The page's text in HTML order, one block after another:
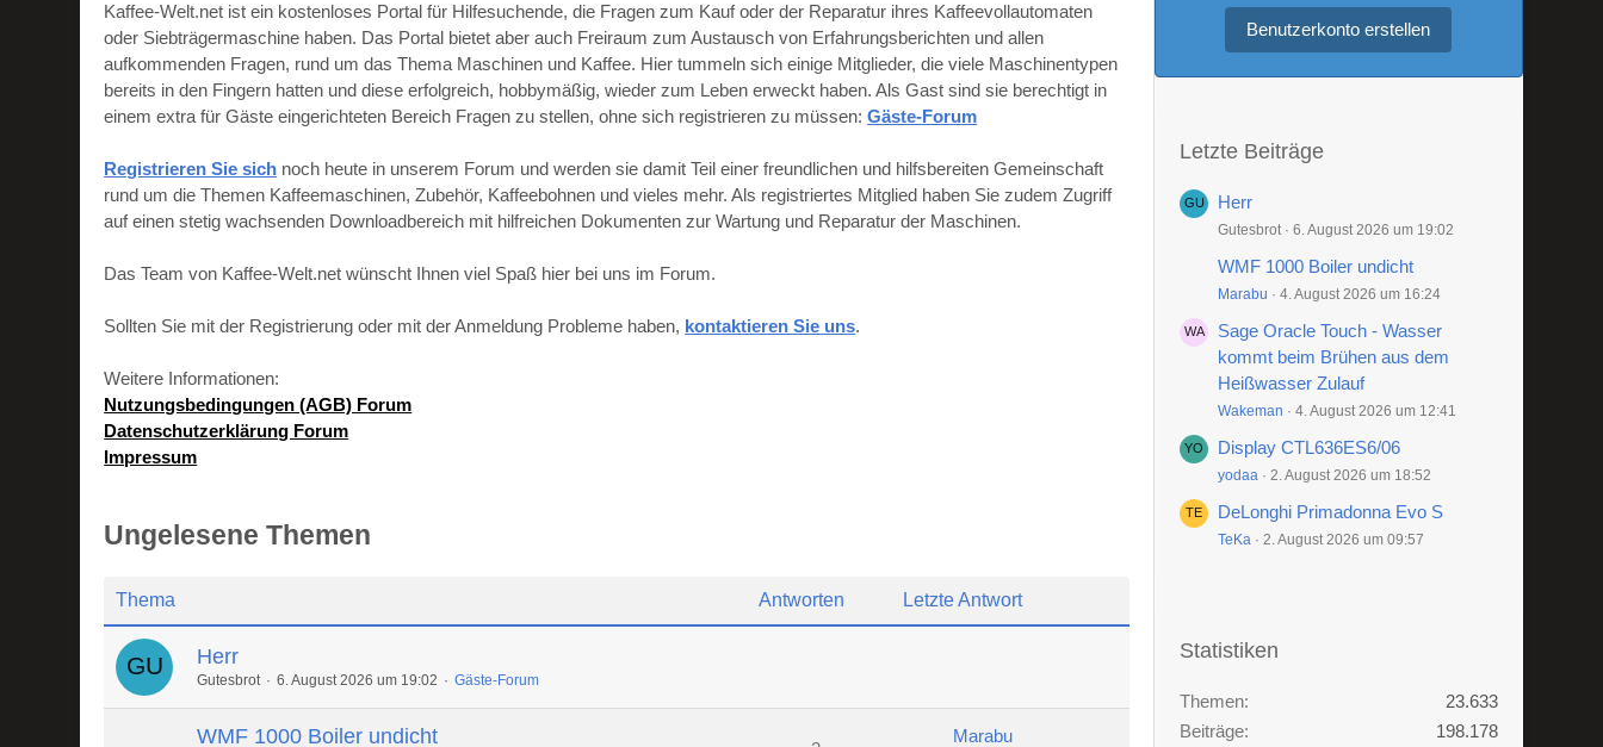
Kaffee-Welt.net ist ein kostenloses Portal für Hilfesuchende, die Fragen zum Kauf oder der Reparatur ihres Kaffeevollautomaten
oder Siebträgermaschine haben. Das Portal bietet aber auch Freiraum zum Austausch von Erfahrungsberichten und allen
aufkommenden Fragen, rund um das Thema Maschinen und Kaffee. Hier tummeln sich einige Mitglieder, die viele Maschinentypen
bereits in den Fingern hatten und diese erfolgreich, hobbymäßig, wieder zum Leben erweckt haben. Als Gast sind sie berechtigt in
einem extra für Gäste eingerichteten Bereich Fragen zu stellen, ohne sich registrieren zu müssen:Gäste-Forum
Registrieren Sie sich noch heute in unserem Forum und werden sie damit Teil einer freundlichen und hilfsbereiten Gemeinschaft
rund um die Themen Kaffeemaschinen, Zubehör, Kaffeebohnen und vieles mehr. Als registriertes Mitglied haben Sie zudem Zugriff
auf einen stetig wachsenden Downloadbereich mit hilfreichen Dokumenten zur Wartung und Reparatur der Maschinen.
Das Team von Kaffee-Welt.net wünscht Ihnen viel Spaß hier bei uns im Forum.
Sollten Sie mit der Registrierung oder mit der Anmeldung Probleme haben, kontaktieren Sie uns.
Weitere Informationen:
Nutzungsbedingungen (AGB) Forum
Datenschutzerklärung Forum
Impressum
Ungelesene Themen
Thema Antworten Letzte Antwort
Herr
Gutesbrot 6. August 2026 um 19:02 Gäste-Forum
WMF 1000 Boiler undicht Marabu
Benutzerkonto erstellen
Letzte Beiträge
Herr
Gutesbrot 6. August 2026 um 19:02
WMF 1000 Boiler undicht
Marabu 4. August 2026 um 16:24
Sage Oracle Touch - Wasser
kommt beim Brühen aus dem
Heißwasser Zulauf
Wakeman 4. August 2026 um 12:41
Display CTL636ES6/06
yodaa 2. August 2026 um 18:52
DeLonghi Primadonna Evo S
TeKa 2. August 2026 um 09:57
Statistiken
Themen
23.633
Beiträge
198.178